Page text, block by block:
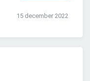
15 december 2022